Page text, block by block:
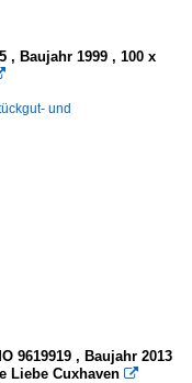
, Baujahr 1999 , 100 x
und
9619919 , Baujahr 2013
Liebe Cuxhaven 